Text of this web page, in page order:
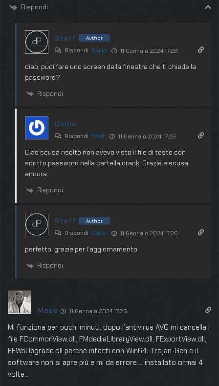
Rispondi
Staff Author
Rispondi Giulio 11 Gennaio 2024 17:26
ciao, puoi fare uno screen della finestra che ti chiede la
password?
Rispondi
Giulio
Rispondi Staff 11 Gennaio 2024 17:26
Ciao scusa risolto non avevo visto il file di testo con
scritto password nella cartella crack. Grazie e scusa
ancora.
Rispondi
Staff Author
Rispondi Giulio 11 Gennaio 2024 17:26
perfetto, grazie per l’aggiornamento
Rispondi
Mose 11 Gennaio 2024 17:26
Mi funziona per pochi minuti, dopo l’antivirus AVG mi cancella i
file FCommonView.dll, FMdediaLibraryView.dll, FExportView.dll,
FFWsUpgrade.dll perchè infetti con Win64: Trojan-Gen e il
software non si apre più e mi da errore…. installato ormai 4
volte…